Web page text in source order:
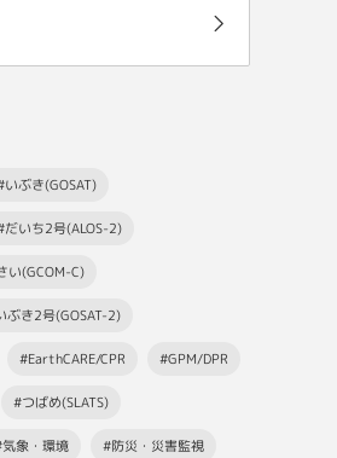
いぶき(GOSAT)
だいち2号(ALOS-2)
い(GCOM-C)
ぶき2号(GOSAT-2)
#EarthCARE/CPR #GPM/DPR
#つばめ(SLATS)
象・環境 #防災・災害監視